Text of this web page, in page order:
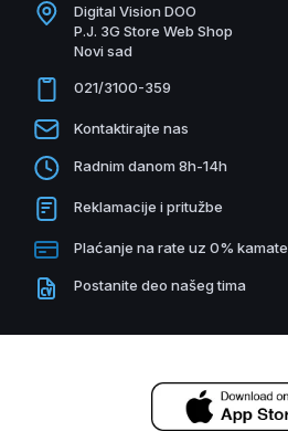
Digital Vision DOO
P.J. 3G Store Web Shop
Novi sad
021/3100-359
Kontaktirajte nas
Radnim danom 8h-14h
Reklamacije i pritužbe
Plaćanje na rate uz 0% kamate
Postanite deo našeg tima